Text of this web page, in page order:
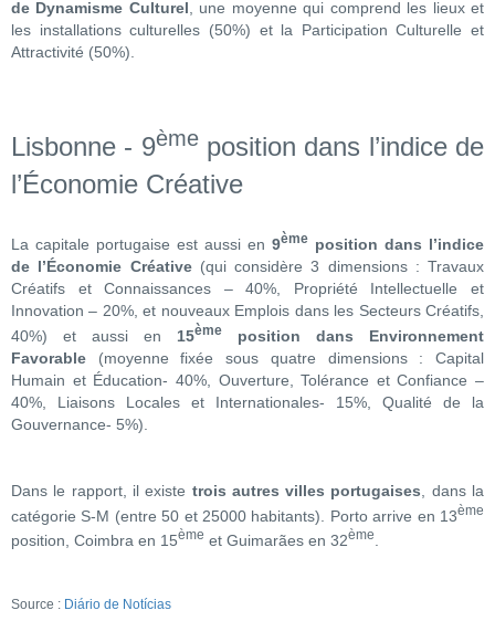
de Dynamisme Culturel, une moyenne qui comprend les lieux et
les installations culturelles (50%) et la Participation Culturelle et
Attractivité (50%).
Lisbonne - 9èmeposition dans l’indice de
l’Économie Créative
La capitale portugaise est aussi en 9ème position dans l’indice
de l’Économie Créative(qui considère 3 dimensions : Travaux
Créatifs et Connaissances – 40%, Propriété Intellectuelle et
Innovation – 20%, et nouveaux Emplois dans les Secteurs Créatifs,
40%) et aussi en 15ème
position dans Environnement
Favorable (moyenne fixée sous quatre dimensions : Capital
Humain et Éducation- 40%, Ouverture, Tolérance et Confiance –
40%, Liaisons Locales et Internationales- 15%, Qualité de la
Gouvernance- 5%).
Dans le rapport, il existe trois autres villes portugaises , dans la
catégorie S-M (entre 50 et 25000 habitants). Porto arrive en 13ème
position, Coimbra en 15ème et Guimarães en 32ème
Source : Diário de Notícias